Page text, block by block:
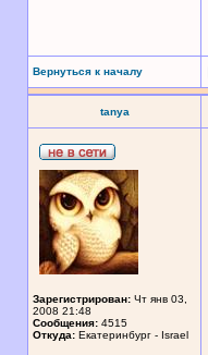
Вернуться к началу
tanya
Зарегистрирован: Чт янв 03,
2008 21:48
Сообщения: 4515
Откуда: Екатеринбург - Israel